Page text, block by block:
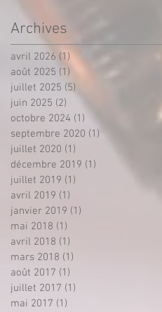
Archives
avril 2026 (1) 1 post
août 2025 (1)
juillet 2025 (5)
juin 2025 (2)
octobre 2024 (1)
septembre 2020 (1)
juillet 2020 (1)
décembre 2019 (1)
juillet 2019 (1)
avril 2019 (1)
janvier 2019 (1)
mai 2018 (1)
avril 2018 (1)
mars 2018 (1)
août 2017 (1)
juillet 2017 (1)
mai 2017 (1)